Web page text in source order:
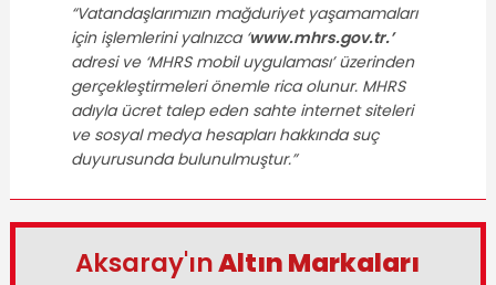
“Vatandaşlarımızın mağduriyet yaşamamaları
için işlemlerini yalnızca ‘www.mhrs.gov.tr.’
adresi ve ‘MHRS mobil uygulaması’ üzerinden
gerçekleştirmeleri önemle rica olunur. MHRS
adıyla ücret talep eden sahte internet siteleri
ve sosyal medya hesapları hakkında suç
duyurusunda bulunulmuştur.”
Aksaray'ınAltın Markaları